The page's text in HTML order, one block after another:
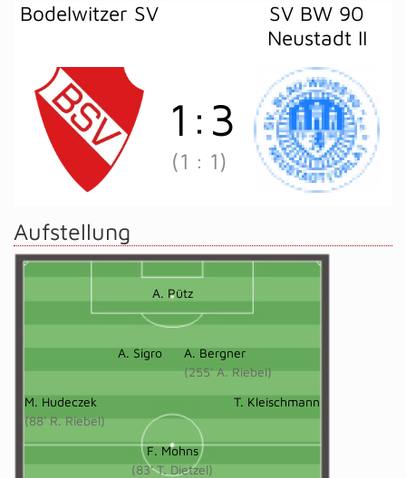
Bodelwitzer SV
SV BW 90
Neustadt II
1 : 3
(1 : 1)
Aufstellung
A. Pütz
A. Sigro
A. Bergner
(255' A. Riebel)
M. Hudeczek
(88' R. Riebel)
T. Kleischmann
F. Mohns
(83' T. Dietzel)